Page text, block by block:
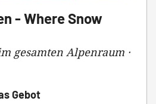
- Where Snow
gesamten Alpenraum ·
Gebot